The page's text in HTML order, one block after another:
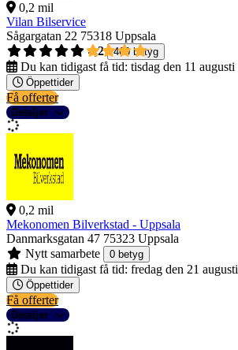
0,2 mil
Vilan Bilservice
Sågargatan 22 75318 Uppsala
4,2
460 betyg
Du kan tidigast få tid: tisdag den 11 augusti
Öppettider
Få offerter
Detaljer
0,2 mil
Mekonomen Bilverkstad - Uppsala
Danmarksgatan 47 75323 Uppsala
Nytt samarbete
0 betyg
Du kan tidigast få tid: fredag den 21 augusti
Öppettider
Få offerter
Detaljer